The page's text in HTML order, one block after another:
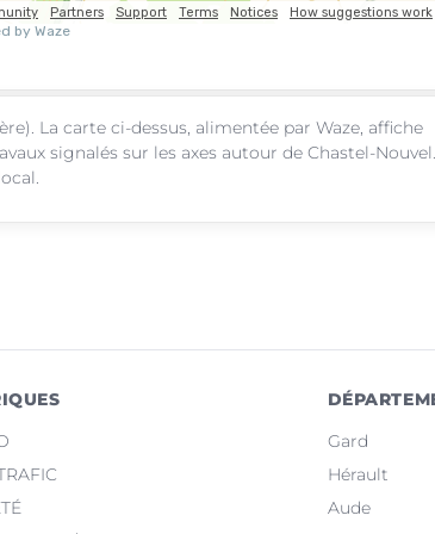
La carte ci-dessus, alimentée par Waze, affiche
signalés sur les axes autour de Chastel-Nouvel.
Gard
Hérault
Aude